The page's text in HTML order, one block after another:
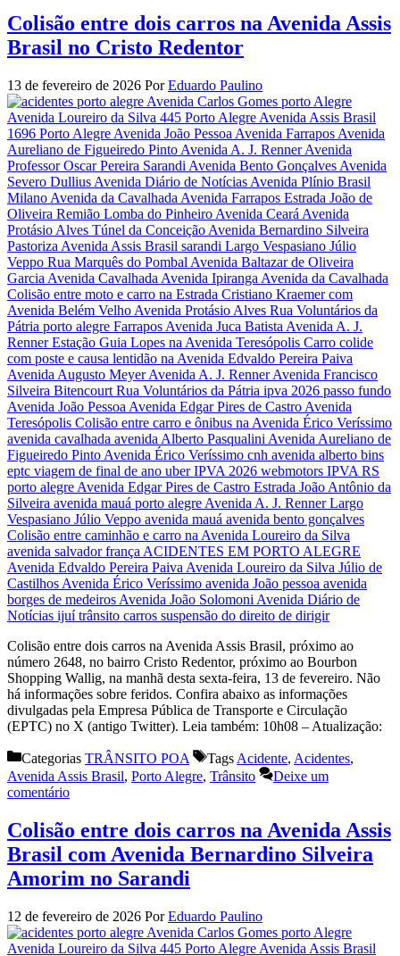
Colisão entre dois carros na Avenida Assis
Brasil no Cristo Redentor
13 de fevereiro de 2026 PorEduardo Paulino
Colisão entre dois carros na Avenida Assis Brasil, próximo ao
número 2648, no bairro Cristo Redentor, próximo ao Bourbon
Shopping Wallig, na manhã desta sexta-feira, 13 de fevereiro. Não
há informações sobre feridos. Confira abaixo as informações
divulgadas pela Empresa Pública de Transporte e Circulação
(EPTC) no X (antigo Twitter). Leia também: 10h08 – Atualização:
Categorias TRÂNSITO POA Tags Acidente, Acidentes,
Avenida Assis Brasil, Porto Alegre, Trânsito
Deixe um
comentário
Colisão entre dois carros na Avenida Assis
Brasil com Avenida Bernardino Silveira
Amorim no Sarandi
12 de fevereiro de 2026 PorEduardo Paulino